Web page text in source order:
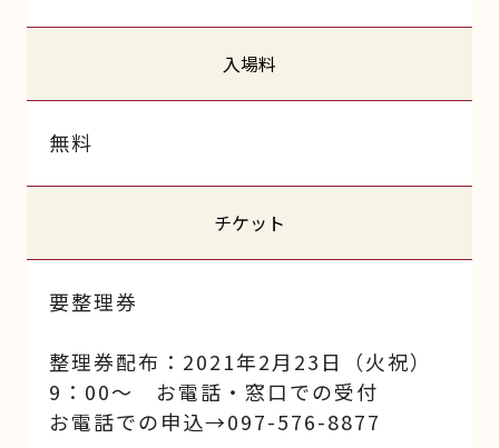
入場料
無料
チケット
要整理券
整理券配布：2021年2月23日（火祝）
9：00～ お電話・窓口での受付
お電話での申込→097-576-8877